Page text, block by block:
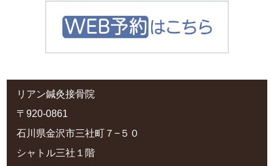
リアン鍼灸接骨院
〒920-0861
石川県金沢市三社町７−５０
シャトル三社１階